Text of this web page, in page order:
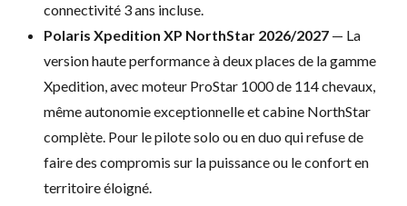
connectivité 3 ans incluse.
Polaris Xpedition XP NorthStar 2026/2027 — La
version haute performance à deux places de la gamme
Xpedition, avec moteur ProStar 1000 de 114 chevaux,
même autonomie exceptionnelle et cabine NorthStar
complète. Pour le pilote solo ou en duo qui refuse de
faire des compromis sur la puissance ou le confort en
territoire éloigné.